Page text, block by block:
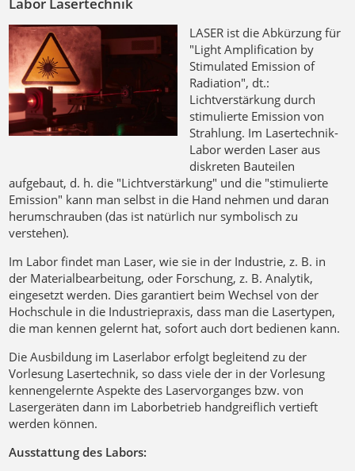
LASER ist die Abkürzung für
"Light Amplification by
Stimulated Emission of
Radiation", dt.:
Lichtverstärkung durch
stimulierte Emission von
Strahlung. Im Lasertechnik-
Labor werden Laser aus
diskreten Bauteilen
aufgebaut, d. h. die "Lichtverstärkung" und die "stimulierte
Emission" kann man selbst in die Hand nehmen und daran
herumschrauben (das ist natürlich nur symbolisch zu
verstehen).
Im Labor findet man Laser, wie sie in der Industrie, z. B. in
der Materialbearbeitung, oder Forschung, z. B. Analytik,
eingesetzt werden. Dies garantiert beim Wechsel von der
Hochschule in die Industriepraxis, dass man die Lasertypen,
die man kennen gelernt hat, sofort auch dort bedienen kann.
Die Ausbildung im Laserlabor erfolgt begleitend zu der
Vorlesung Lasertechnik, so dass viele der in der Vorlesung
kennengelernte Aspekte des Laservorganges bzw. von
Lasergeräten dann im Laborbetrieb handgreiflich vertieft
werden können.
Ausstattung des Labors: